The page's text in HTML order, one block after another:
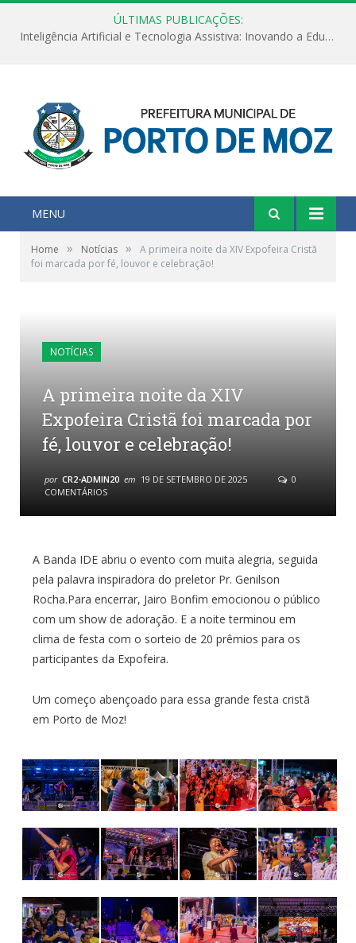
ÚLTIMAS PUBLICAÇÕES:
Inteligência Artificial e Tecnologia Assistiva: Inovando a Educação Especial e Inclusiva
MENU
Home » Notícias »
A primeira noite da XIV Expofeira Cristã
foi marcada por fé, louvor e celebração!
NOTÍCIAS
A primeira noite da XIV
Expofeira Cristã foi marcada por
fé, louvor e celebração!
por CR2-ADMIN20 em 19 DE SETEMBRO DE 2025
0
COMENTÁRIOS
A Banda IDE abriu o evento com muita alegria, seguida
pela palavra inspiradora do preletor Pr. Genilson
Rocha.Para encerrar, Jairo Bonfim emocionou o público
com um show de adoração. E a noite terminou em
clima de festa com o sorteio de 20 prêmios para os
participantes da Expofeira.
Um começo abençoado para essa grande festa cristã
em Porto de Moz!